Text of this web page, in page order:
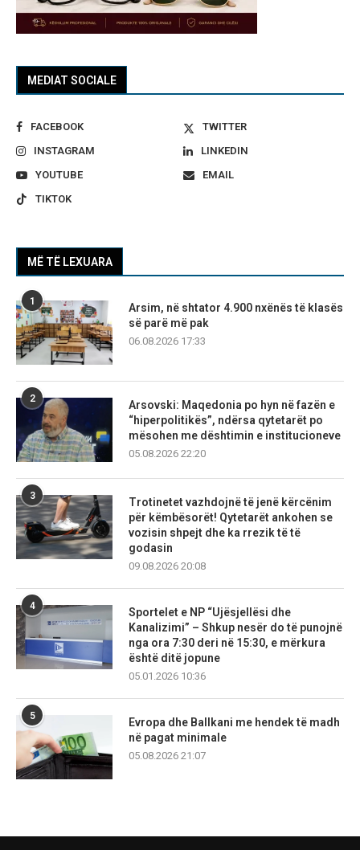
MEDIAT SOCIALE
FACEBOOK
TWITTER
INSTAGRAM
LINKEDIN
YOUTUBE
EMAIL
TIKTOK
MË TË LEXUARA
1
Arsim, në shtator 4.900 nxënës të klasës
së parë më pak
06.08.2026 17:33
2
Arsovski: Maqedonia po hyn në fazën e
“hiperpolitikës”, ndërsa qytetarët po
mësohen me dështimin e institucioneve
05.08.2026 22:20
3
Trotinetet vazhdojnë të jenë kërcënim
për këmbësorët! Qytetarët ankohen se
vozisin shpejt dhe ka rrezik të të
godasin
09.08.2026 20:08
4
Sportelet e NP “Ujësjellësi dhe
Kanalizimi” – Shkup nesër do të punojnë
nga ora 7:30 deri në 15:30, e mërkura
është ditë jopune
05.01.2026 10:36
5
Evropa dhe Ballkani me hendek të madh
në pagat minimale
05.08.2026 21:07